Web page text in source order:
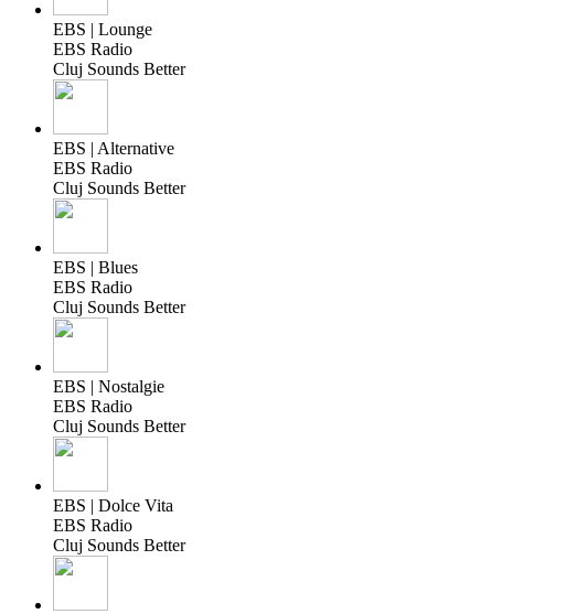
EBS | Lounge
EBS Radio
Cluj Sounds Better
EBS | Alternative
EBS Radio
Cluj Sounds Better
EBS | Blues
EBS Radio
Cluj Sounds Better
EBS | Nostalgie
EBS Radio
Cluj Sounds Better
EBS | Dolce Vita
EBS Radio
Cluj Sounds Better